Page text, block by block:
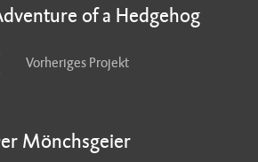
of a Hedgehog
Vorheriges Projekt
Mönchsgeier